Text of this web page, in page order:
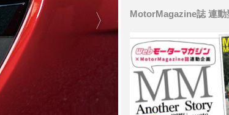
MotorMagazine誌 連動